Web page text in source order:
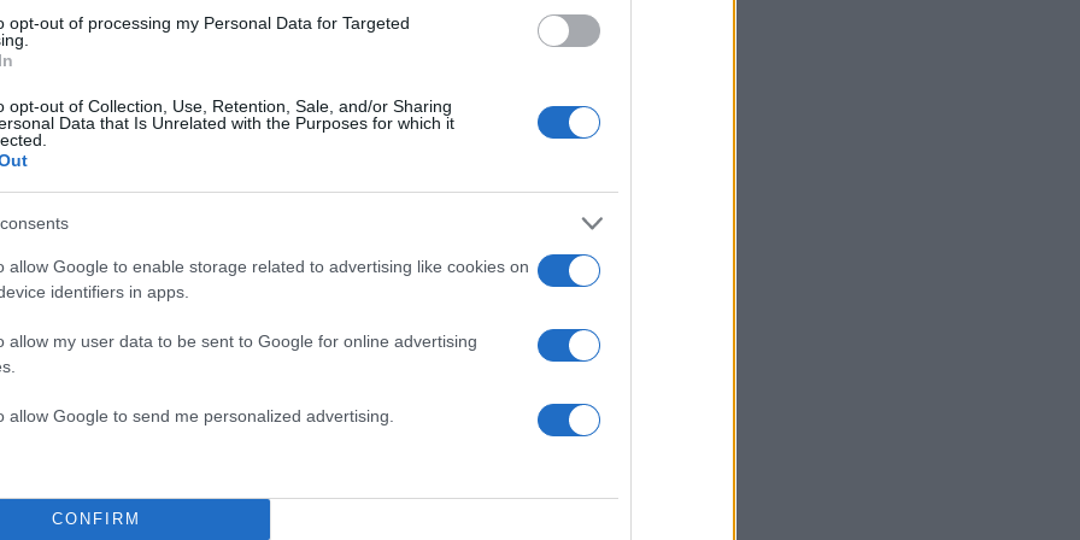
opt-out of processing my Personal Data for Targeted
opt-out of Collection, Use, Retention, Sale, and/or Sharing
Data that Is Unrelated with the Purposes for which it
allow Google to enable storage related to advertising like cookies on
identifiers in apps.
allow my user data to be sent to Google for online advertising
allow Google to send me personalized advertising.
CONFIRM
ειδοποίησε άμεσα την Πυροσβεστική Υπηρεσία,
πηγές, η Πυροσβεστική προσπαθεί να επικοινωνήσει με
άνδρα, το οποίο φαίνεται να είναι πλέον εκτός
που δυσχεραίνει τις προσπάθειες.